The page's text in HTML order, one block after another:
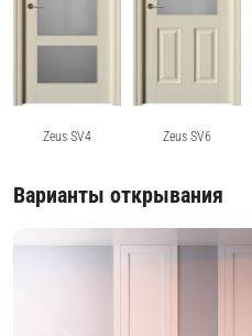
Zeus SV4 Zeus SV6
Варианты открывания